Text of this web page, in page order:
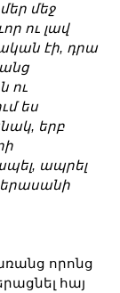
մեջ
ու լավ
էի, դրա
ու
ես
երբ
ապրել
որոնց
հայ